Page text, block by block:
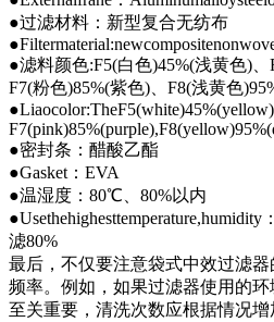
●过滤材料：新型复合无纺布
●滤料颜色:F5(白色)45%(浅黄色)、
F7(粉色)85%(紫色)、F8(浅黄色
●密封条：醋酸乙酯
●Gasket：EVA
●温湿度：80℃、80%以内
滤80%
最后，不仅要注意袋式中效过滤
频率。例如，如果过滤器使用的
至关重要，清洗次数应根据情况增